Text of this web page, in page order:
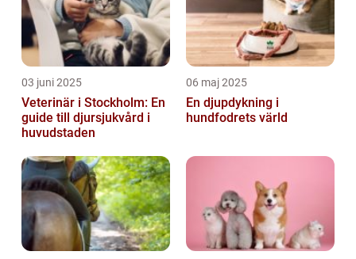
03 juni 2025
Veterinär i Stockholm: En
guide till djursjukvård i
huvudstaden
06 maj 2025
En djupdykning i
hundfodrets värld